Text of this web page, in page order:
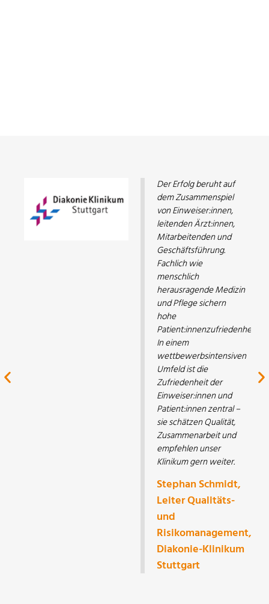
Der Erfolg beruht auf
dem Zusammenspiel
von Einweiser:innen,
leitenden Ärzt:innen,
Mitarbeitenden und
Geschäftsführung.
Fachlich wie
menschlich
herausragende Medizin
und Pflege sichern
hohe
Patient:innenzufriedenheit.
In einem
wettbewerbsintensiven
Umfeld ist die
Zufriedenheit der
Einweiser:innen und
Patient:innen zentral –
sie schätzen Qualität,
Zusammenarbeit und
empfehlen unser
Klinikum gern weiter.
Stephan Schmidt,
Leiter Qualitäts-
und
Risikomanagement,
Diakonie-Klinikum
Stuttgart